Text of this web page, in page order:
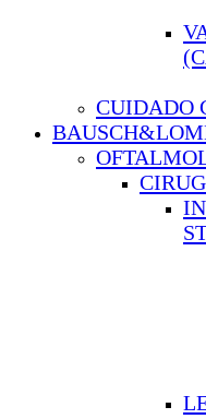
CUIDADO